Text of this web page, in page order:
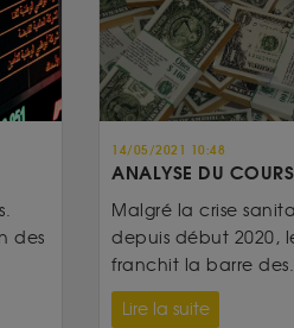
des
14/05/2021 10:48
ANALYSE DU
Malgré la crise
depuis début 2020,
franchit la barre
Lire la suite